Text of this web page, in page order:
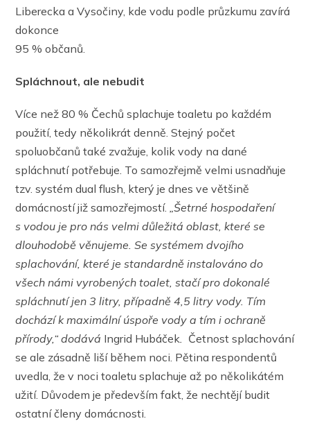
Liberecka a Vysočiny, kde vodu podle průzkumu zavírá
dokonce
95 % občanů.
Spláchnout, ale nebudit
Více než 80 % Čechů splachuje toaletu po každém
použití, tedy několikrát denně. Stejný počet
spoluobčanů také zvažuje, kolik vody na dané
spláchnutí potřebuje. To samozřejmě velmi usnadňuje
tzv. systém dual flush, který je dnes ve většině
domácností již samozřejmostí.„Šetrné hospodaření
s vodou je pro nás velmi důležitá oblast, které se
dlouhodobě věnujeme. Se systémem dvojího
splachování, které je standardně instalováno do
všech námi vyrobených toalet, stačí pro dokonalé
spláchnutí jen 3 litry, případně 4,5 litry vody. Tím
docházík maximální úspoře vody a tím i ochraně
přírody,“ dodává Ingrid Hubáček. Četnost splachování
se ale zásadně liší během noci. Pětina respondentů
uvedla, že v noci toaletu splachuje až po několikátém
užití. Důvodem je především fakt, že nechtějí budit
ostatní členy domácnosti.